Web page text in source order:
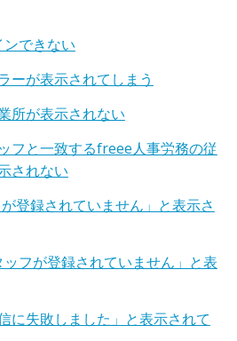
できない
ーが表示されてしまう
所が表示されない
フと一致するfreee人事労務の従
されない
登録されていません」と表示さ
ッフが登録されていません」と表
に失敗しました」と表示されて